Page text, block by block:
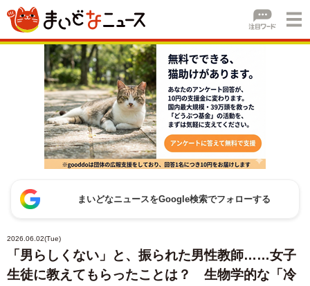
まいどなニュースをGoogle検索でフォローする
2026.06.02(Tue)
「男らしくない」と、振られた男性教師……女子
生徒に教えてもらったことは？ 生物学的な「冷